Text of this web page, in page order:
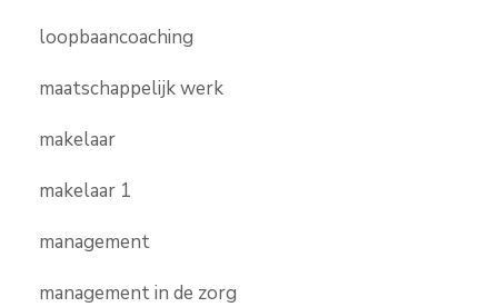
loopbaancoaching
maatschappelijk werk
makelaar
makelaar 1
management
management in de zorg